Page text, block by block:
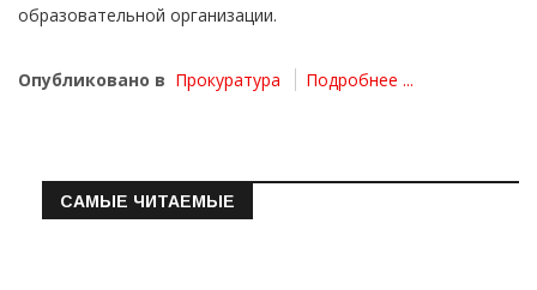
образовательной организации.
Опубликовано в Прокуратура Подробнее ...
САМЫЕ ЧИТАЕМЫЕ